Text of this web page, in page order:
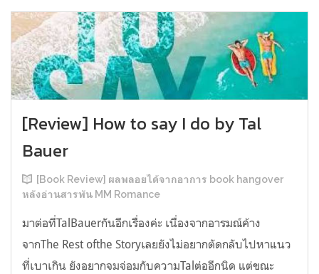
[Review] How to say I do by Tal
Bauer
[Book Review] ผลพลอยได้จากอาการ book hangover
หลังอ่านสารพัน MM Romance
มาต่อที่TalBauerกันอีกเรื่องค่ะ เนื่องจากอารมณ์ค้าง
จากThe Rest ofthe Storyเลยยังไม่อยากตัดกลับไปหาแนว
ที่เบาเกิน ยังอยากจมจ่อมกับความTalต่ออีกนิด แต่ขณะ